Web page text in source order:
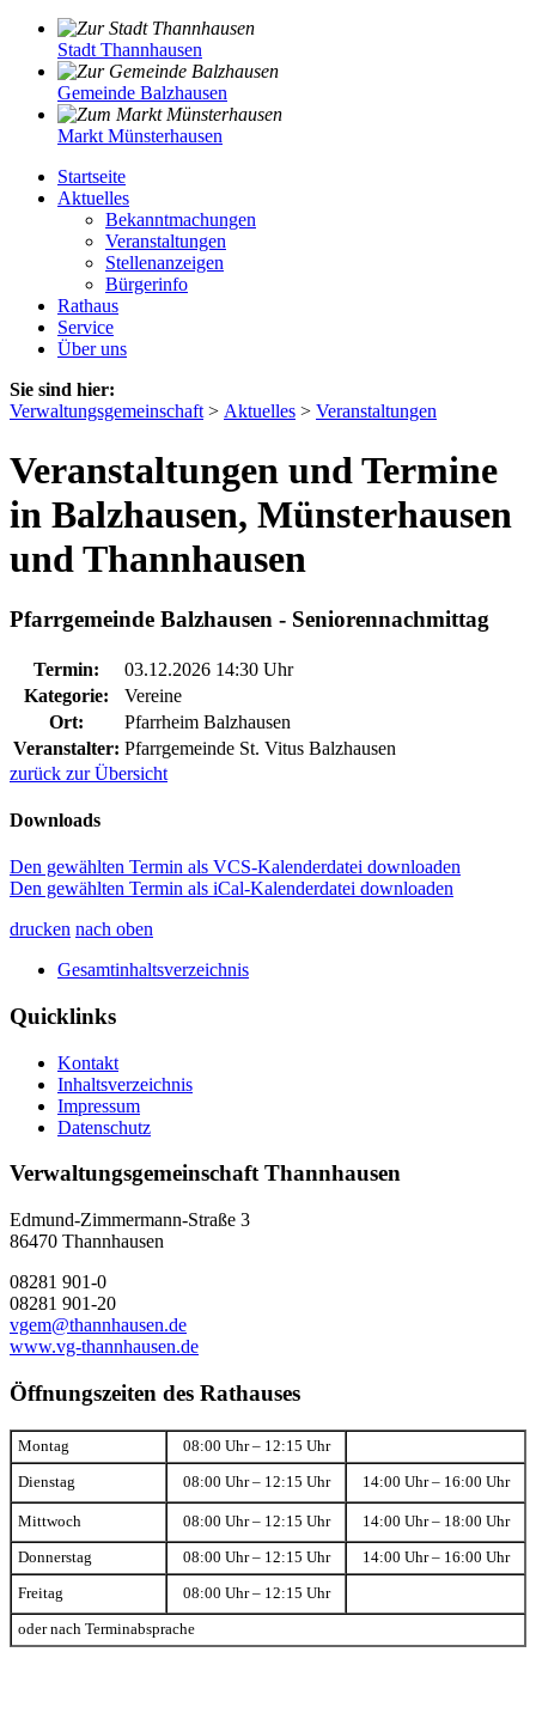
Stadt Thannhausen
Gemeinde Balzhausen
Markt Münsterhausen
Startseite
Aktuelles
Bekanntmachungen
Veranstaltungen
Stellenanzeigen
Bürgerinfo
Rathaus
Service
Über uns
Sie sind hier:
Verwaltungsgemeinschaft > Aktuelles > Veranstaltungen
Veranstaltungen und Termine
in Balzhausen, Münsterhausen
und Thannhausen
Pfarrgemeinde Balzhausen - Seniorennachmittag
Termin:
03.12.2026 14:30 Uhr
Kategorie:
Vereine
Ort:
Pfarrheim Balzhausen
Veranstalter: Pfarrgemeinde St. Vitus Balzhausen
zurück zur Übersicht
Downloads
Den gewählten Termin als VCS-Kalenderdatei downloaden
Den gewählten Termin als iCal-Kalenderdatei downloaden
drucken nach oben
Gesamtinhaltsverzeichnis
Quicklinks
Kontakt
Inhaltsverzeichnis
Impressum
Datenschutz
Verwaltungsgemeinschaft Thannhausen
Edmund-Zimmermann-Straße 3
86470 Thannhausen
08281 901-0
08281 901-20
vgem@thannhausen.de
www.vg-thannhausen.de
Öffnungszeiten des Rathauses
Montag 08:00 Uhr – 12:15 Uhr
Dienstag 08:00 Uhr – 12:15 Uhr 14:00 Uhr – 16:00 Uhr
Mittwoch 08:00 Uhr – 12:15 Uhr 14:00 Uhr – 18:00 Uhr
Donnerstag 08:00 Uhr – 12:15 Uhr 14:00 Uhr – 16:00 Uhr
Freitag 08:00 Uhr – 12:15 Uhr
oder nach Terminabsprache